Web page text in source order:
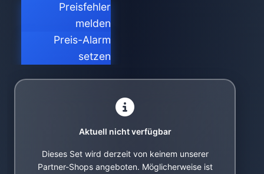
Preisfehler
melden
Preis-Alarm
setzen
Aktuell nicht verfügbar
Dieses Set wird derzeit von keinem unserer
Partner-Shops angeboten. Möglicherweise ist